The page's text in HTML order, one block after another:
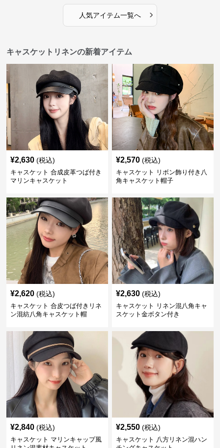
人気アイテム一覧へ ›
キャスケットリネンの新着アイテム
¥2,630 (税込)
キャスケット 合成皮革つば付き
マリンキャスケット
¥2,570 (税込)
キャスケット リボン飾り付き八
角キャスケット帽子
¥2,620 (税込)
キャスケット 合皮つば付きリネ
ン混紡八角キャスケット帽
¥2,630 (税込)
キャスケット リネン混八角キャ
スケット金ボタン付き
¥2,840 (税込)
キャスケット マリンキャップ風
¥2,550 (税込)
キャスケット 八方リネン混ハン